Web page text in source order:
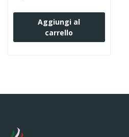
Aggiungi al
carrello